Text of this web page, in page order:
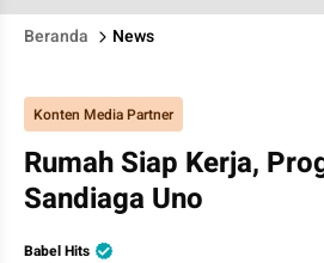
Beranda News
Konten Media Partner
Rumah Siap Kerja,
Sandiaga Uno
Babel Hits